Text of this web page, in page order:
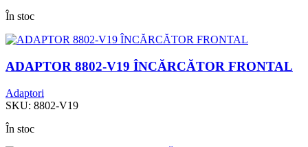
În stoc
ADAPTOR 8802-V19 ÎNCĂRCĂTOR FRONTAL
Adaptori
SKU: 8802-V19
În stoc